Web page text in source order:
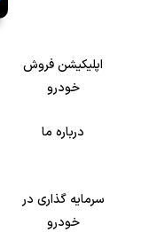
اپلیکیشن فروش
خودرو
درباره ما
سرمایه گذاری در
خودرو